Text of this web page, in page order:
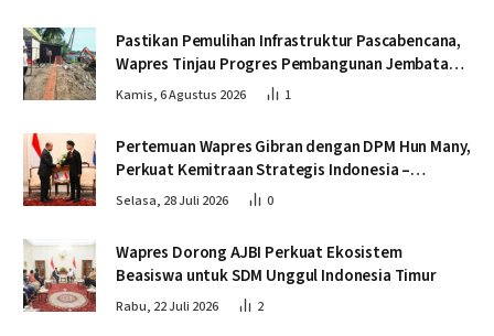
Pastikan Pemulihan Infrastruktur Pascabencana,
Wapres Tinjau Progres Pembangunan Jembatan
Krueng Tingkeum Bireuen
Kamis, 6 Agustus 2026 1
Pertemuan Wapres Gibran dengan DPM Hun Many,
Perkuat Kemitraan Strategis Indonesia –
Kamboja
Selasa, 28 Juli 2026 0
Wapres Dorong AJBI Perkuat Ekosistem
Beasiswa untuk SDM Unggul Indonesia Timur
Rabu, 22 Juli 2026 2